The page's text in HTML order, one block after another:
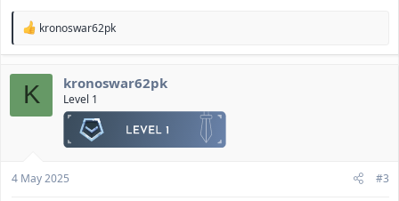
T
p
i
kronoswar62pk
K kronoswar62pk
Level 1
4 May 2025 #3